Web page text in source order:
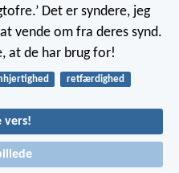
Det er syndere, jeg
vende om fra deres synd.
at de har brug for!
retfærdighed
vers!